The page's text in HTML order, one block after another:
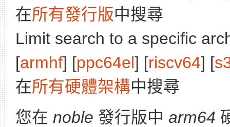
在所有發行版中搜尋
Limit search to a specific
[armhf] [ppc64el] [riscv64] [
在所有硬體架構中搜尋
您在 noble 發行版中 arm64